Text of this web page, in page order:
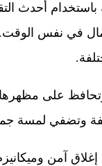
أحدث
في نفس الوقت.
وتحافظ على
وتضفي لمسة
إغلاق آمن